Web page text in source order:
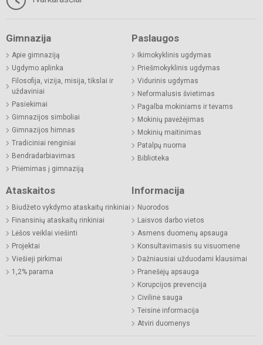
Gimnazija
Apie gimnaziją
Ugdymo aplinka
Filosofija, vizija, misija, tikslai ir
uždaviniai
Pasiekimai
Gimnazijos simboliai
Gimnazijos himnas
Tradiciniai renginiai
Bendradarbiavimas
Priėmimas į gimnaziją
Paslaugos
Ikimokyklinis ugdymas
Priešmokyklinis ugdymas
Vidurinis ugdymas
Neformalusis švietimas
Pagalba mokiniams ir tėvams
Mokinių pavėžėjimas
Mokinių maitinimas
Patalpų nuoma
Biblioteka
Ataskaitos
Biudžeto vykdymo ataskaitų rinkiniai
Finansinių ataskaitų rinkiniai
Lėšos veiklai viešinti
Projektai
Viešieji pirkimai
1,2% parama
Informacija
Nuorodos
Laisvos darbo vietos
Asmens duomenų apsauga
Konsultavimasis su visuomene
Dažniausiai užduodami klausimai
Pranešėjų apsauga
Korupcijos prevencija
Civilinė sauga
Teisinė informacija
Atviri duomenys